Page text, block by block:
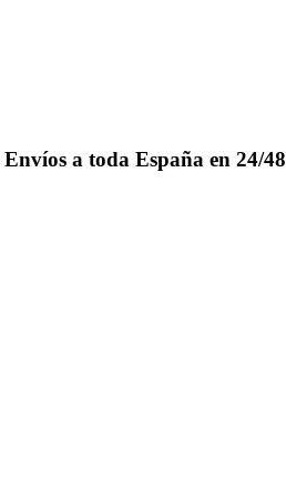
Envíos a toda España en 24/48